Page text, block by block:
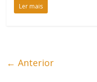
Ler mais
← Anterior